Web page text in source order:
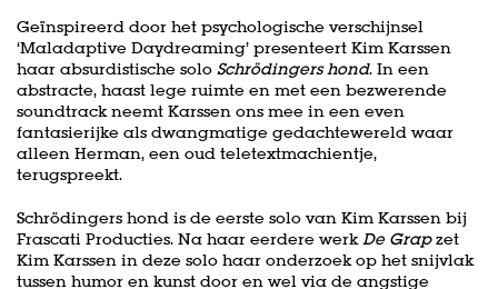
Geïnspireerd door het psychologische verschijnsel
‘Maladaptive Daydreaming’ presenteert Kim Karssen
haar absurdistische solo Schrödingers hond. In een
abstracte, haast lege ruimte en met een bezwerende
soundtrack neemt Karssen ons mee in een even
fantasierijke als dwangmatige gedachtewereld waar
alleen Herman, een oud teletextmachientje,
terugspreekt.
Schrödingers hond is de eerste solo van Kim Karssen bij
Frascati Producties. Na haar eerdere werkDe Grapzet
Kim Karssen in deze solo haar onderzoek op het snijvlak
tussen humor en kunst door en wel via de angstige